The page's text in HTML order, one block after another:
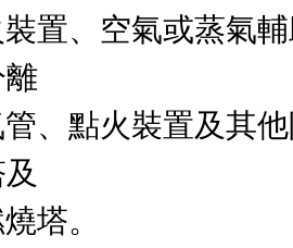
置、空氣或蒸氣
、點火裝置及其
塔。